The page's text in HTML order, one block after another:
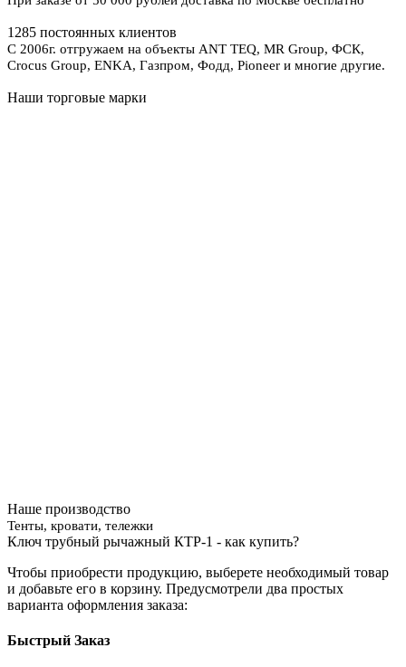
1285 постоянных клиентов
С 2006г. отгружаем на объекты ANT TEQ, MR Group, ФСК,
Crocus Group, ENKA, Газпром, Фодд, Pioneer и многие другие.
Наши торговые марки
Наше производство
Тенты, кровати, тележки
Ключ трубный рычажный КТР-1 - как купить?
Чтобы приобрести продукцию, выберете необходимый товар
и добавьте его в корзину. Предусмотрели два простых
варианта оформления заказа:
Быстрый Заказ